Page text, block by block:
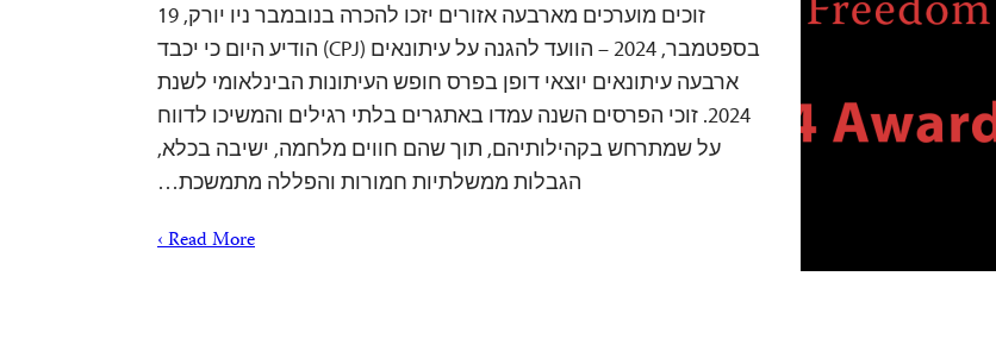
זוכים מוערכים מארבעה אזורים יזכו להכרה בנובמבר ניו יורק, 19
בספטמבר, 2024 – הוועד להגנה על עיתונאים (CPJ) הודיע היום כי יכבד
ארבעה עיתונאים יוצאי דופן בפרס חופש העיתונות הבינלאומי לשנת
2024. זוכי הפרסים השנה עמדו באתגרים בלתי רגילים והמשיכו לדווח
על שמתרחש בקהילותיהם, תוך שהם חווים מלחמה, ישיבה בכלא,
הגבלות ממשלתיות חמורות והפללה מתמשכת…
Read More ›